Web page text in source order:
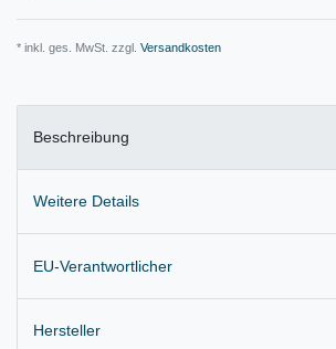
* inkl. ges. MwSt. zzgl. Versandkosten
Beschreibung
Weitere Details
EU-Verantwortlicher
Hersteller